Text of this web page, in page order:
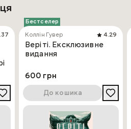
Бестселер
Коллін Гувер
4.29
Веріті. Ексклюзивне
видання
600 грн
До кошика